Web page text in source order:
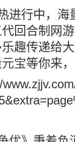
进行中，海
回合制网
趣传递给
元宝等你来